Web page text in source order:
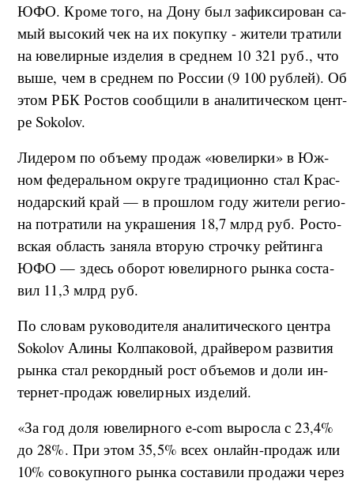
ЮФО. Кро­ме то­го, на До­ну был за­фи­к­си­ро­ван са­
мый вы­со­кий чек на их по­ку­п­ку - жи­те­ли тра­ти­ли
на юве­ли­р­ные из­де­лия в сред­нем 10 321 руб., что
вы­ше, чем в сред­нем по Рос­сии (9 100 руб­лей). Об
этом РБК Ро­стов со­об­щи­ли в ана­ли­ти­че­ском цен­т­
ре Sokolov.
Ли­де­ром по объ­е­му про­даж «ю­ве­ли­р­ки» в Юж­
ном фе­де­раль­ном окру­ге тра­ди­ци­он­но стал Крас­
но­дар­ский край — в про­ш­лом го­ду жи­те­ли ре­ги­о­
на по­тра­ти­ли на укра­ше­ния 18,7 млрд руб. Ро­сто­
в­ская об­ласть за­ня­ла вто­рую строч­ку рей­тин­га
ЮФО — здесь обо­рот юве­ли­р­но­го ры­н­ка со­ста­
вил 11,3 млрд руб.
По сло­вам ру­ко­во­ди­те­ля ана­ли­ти­че­ско­го цен­т­ра
Sokolov Али­ны Кол­па­ко­вой, драй­ве­ром раз­ви­тия
ры­н­ка стал ре­кор­д­ный рост объ­е­мов и до­ли ин­
тер­нет-­про­даж юве­ли­р­ных из­де­лий.
«За год до­ля юве­ли­р­но­го e-com вы­рос­ла с 23,4%
до 28%. При этом 35,5% всех он­лайн-­про­даж или
10% со­во­ку­п­но­го ры­н­ка со­ста­ви­ли про­да­жи че­рез